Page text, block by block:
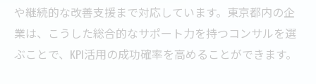
や継続的な改善支援まで対応しています。東京都内の企
業は、こうした総合的なサポート力を持つコンサルを選
ぶことで、KPI活用の成功確率を高めることができます。